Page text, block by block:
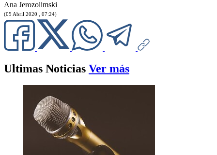
Ana Jerozolimski
(05 Abril 2020 , 07:24)
Ultimas Noticias Ver más